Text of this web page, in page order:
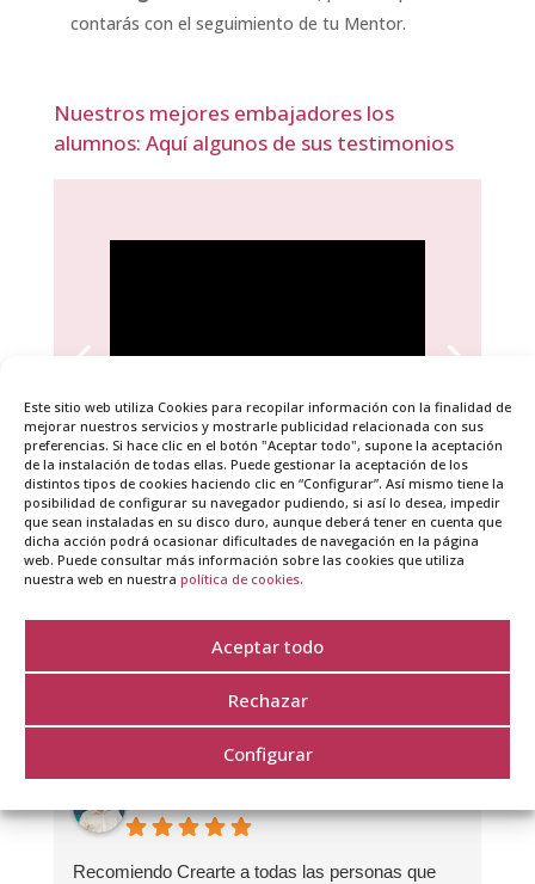
Este sitio web utiliza Cookies para recopilar información con la finalidad de
mejorar nuestros servicios y mostrarle publicidad relacionada con sus
preferencias. Si hace clic en el botón "Aceptar todo", supone la aceptación
de la instalación de todas ellas. Puede gestionar la aceptación de los
distintos tipos de cookies haciendo clic en “Configurar”. Así mismo tiene la
posibilidad de configurar su navegador pudiendo, si así lo desea, impedir
que sean instaladas en su disco duro, aunque deberá tener en cuenta que
dicha acción podrá ocasionar dificultades de navegación en la página
web. Puede consultar más información sobre las cookies que utiliza
nuestra web en nuestra política de cookies.
Aceptar todo
Rechazar
Configurar
contarás con el seguimiento de tu Mentor.
Nuestros mejores embajadores los
alumnos: Aquí algunos de sus testimonios
Sol Aguirre, Escritora, Coach y
Comunicadora
Excelente
Crearte Coaching
5.0
Basado en 475 opiniones
Sebastián Rotman Saffie
Recomiendo Crearte a todas las personas que